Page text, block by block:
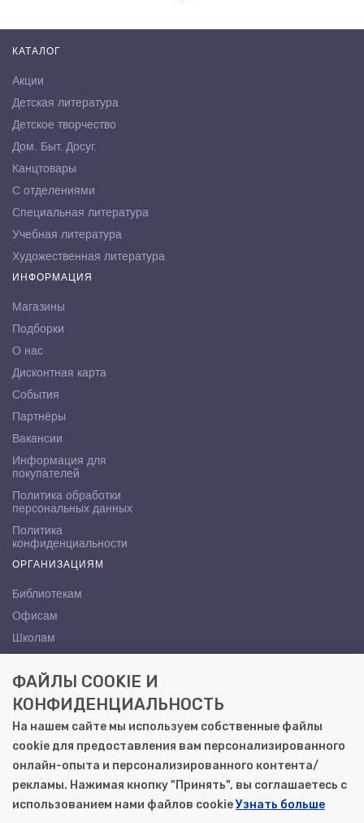
КАТАЛОГ
Акции
Детская литература
Детское творчество
Дом. Быт. Досуг.
Канцтовары
С отделениями
Специальная литература
Учебная литература
Художественная литература
ИНФОРМАЦИЯ
Магазины
Подборки
О нас
Дисконтная карта
События
Партнёры
Вакансии
Информация для
покупателей
Политика обработки
персональных данных
Политика
конфиденциальности
ОРГАНИЗАЦИЯМ
Библиотекам
Офисам
Школам
КОНТАКТЫ
Саратов, ул. Осипова, 10А
+7 (8452) 72-65-65
gemera@moya-kniga.ru
ФАЙЛЫ COOKIE И
КОНФИДЕНЦИАЛЬНОСТЬ
На нашем сайте мы используем собственные файлы
cookie для предоставления вам персонализированного
онлайн-опыта и персонализированного контента/
рекламы. Нажимая кнопку "Принять", вы соглашаетесь с
использованием нами файлов cookieУзнать больше